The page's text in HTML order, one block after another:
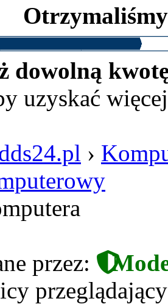
dowolną
uzyskać
›
przez: